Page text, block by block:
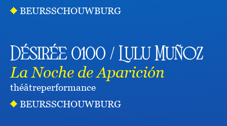
BEURSSCHOUWBURG
Désirée 0100 / Lulu Muñoz
La Noche de Aparición
théâtreperformance
BEURSSCHOUWBURG